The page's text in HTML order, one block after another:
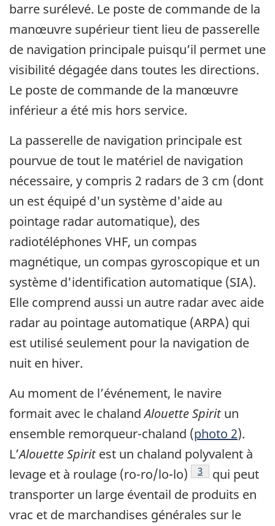
barre surélevé. Le poste de commande de la
manœuvre supérieur tient lieu de passerelle
de navigation principale puisqu’il permet une
visibilité dégagée dans toutes les directions.
Le poste de commande de la manœuvre
inférieur a été mis hors service.
La passerelle de navigation principale est
pourvue de tout le matériel de navigation
nécessaire, y compris 2 radars de 3 cm (dont
un est équipé d'un système d'aide au
pointage radar automatique), des
radiotéléphones VHF, un compas
magnétique, un compas gyroscopique et un
système d'identification automatique (SIA).
Elle comprend aussi un autre radar avec aide
radar au pointage automatique (ARPA) qui
est utilisé seulement pour la navigation de
nuit en hiver.
Au moment de l’événement, le navire
formait avec le chalandAlouette Spiritun
ensemble remorqueur-chaland (photo 2).
L’Alouette Spiritest un chaland polyvalent à
levage et à roulage (ro-ro/lo-lo)
Note de bas de
3
qui peut
transporter un large éventail de produits en
vrac et de marchandises générales sur le